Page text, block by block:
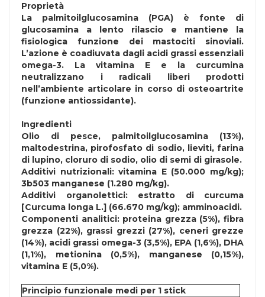
Proprietà
La palmitoilglucosamina (PGA) è fonte di
glucosamina a lento rilascio e mantiene la
fisiologica funzione dei mastociti sinoviali.
L’azione è coadiuvata dagli acidi grassi essenziali
omega-3. La vitamina E e la curcumina
neutralizzano i radicali liberi prodotti
nell’ambiente articolare in corso di osteoartrite
(funzione antiossidante).
Ingredienti
Olio di pesce, palmitoilglucosamina (13%),
maltodestrina, pirofosfato di sodio, lieviti, farina
di lupino, cloruro di sodio, olio di semi di girasole.
Additivi nutrizionali: vitamina E (50.000 mg/kg);
3b503 manganese (1.280 mg/kg).
Additivi organolettici: estratto di curcuma
[Curcuma longa L.] (66.670 mg/kg); amminoacidi.
Componenti analitici: proteina grezza (5%), fibra
grezza (22%), grassi grezzi (27%), ceneri grezze
(14%), acidi grassi omega-3 (3,5%), EPA (1,6%), DHA
(1,1%), metionina (0,5%), manganese (0,15%),
vitamina E (5,0%).
Principio funzionale medi per 1 stick